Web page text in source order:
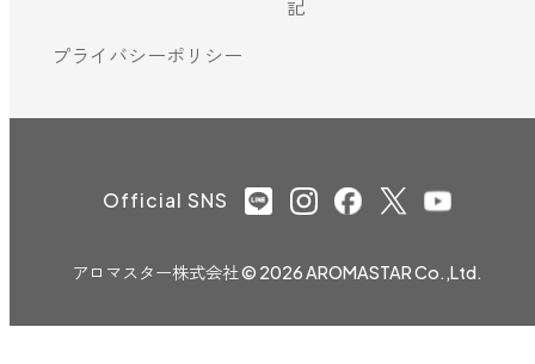
記
プライバシーポリシー
Official SNS
アロマスター株式会社© 2026 AROMASTAR Co.,Ltd.